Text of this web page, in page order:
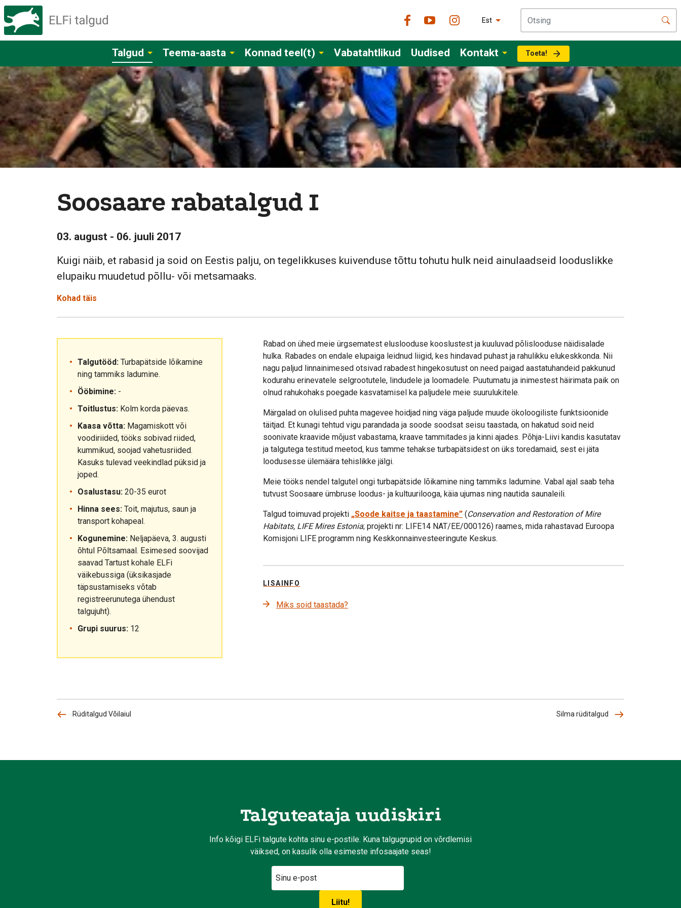
Est
Talgud Teema-aasta Konnad teel(t) Vabatahtlikud Uudised Kontakt Toeta!
Soosaare rabatalgud I
03. august - 06. juuli 2017
Kuigi näib, et rabasid ja soid on Eestis palju, on tegelikkuses kuivenduse tõttu tohutu hulk neid ainulaadseid looduslikke
elupaiku muudetud põllu- või metsamaaks.
Kohad täis
Talgutööd: Turbapätside lõikamine
ning tammiks ladumine.
Ööbimine: -
Toitlustus: Kolm korda päevas.
Kaasa võtta: Magamiskott või
voodiriided, tööks sobivad riided,
kummikud, soojad vahetusriided.
Kasuks tulevad veekindlad püksid ja
joped.
Osalustasu: 20-35 eurot
Hinna sees: Toit, majutus, saun ja
transport kohapeal.
Kogunemine: Neljapäeva, 3. augusti
õhtul Põltsamaal. Esimesed soovijad
saavad Tartust kohale ELFi
väikebussiga (üksikasjade
täpsustamiseks võtab
registreerunutega ühendust
talgujuht).
Grupi suurus: 12
Rabad on ühed meie ürgsematest eluslooduse kooslustest ja kuuluvad põlislooduse näidisalade
hulka. Rabades on endale elupaiga leidnud liigid, kes hindavad puhast ja rahulikku elukeskkonda. Nii
nagu paljud linnainimesed otsivad rabadest hingekosutust on need paigad aastatuhandeid pakkunud
kodurahu erinevatele selgrootutele, lindudele ja loomadele. Puutumatu ja inimestest häirimata paik on
olnud rahukohaks poegade kasvatamisel ka paljudele meie suurulukitele.
Märgalad on olulised puhta magevee hoidjad ning väga paljude muude ökoloogiliste funktsioonide
täitjad. Et kunagi tehtud vigu parandada ja soode soodsat seisu taastada, on hakatud soid neid
soonivate kraavide mõjust vabastama, kraave tammitades ja kinni ajades. Põhja-Liivi kandis kasutatav
ja talgutega testitud meetod, kus tamme tehakse turbapätsidest on üks toredamaid, sest ei jäta
loodusesse ülemäära tehislikke jälgi.
Meie tööks nendel talgutel ongi turbapätside lõikamine ning tammiks ladumine. Vabal ajal saab teha
tutvust Soosaare ümbruse loodus- ja kultuurilooga, käia ujumas ning nautida saunaleili.
Talgud toimuvad projekti „Soode kaitse ja taastamine” (Conservation and Restoration of Mire
Habitats, LIFE Mires Estonia; projekti nr: LIFE14 NAT/EE/000126) raames, mida rahastavad Euroopa
Komisjoni LIFE programm ning Keskkonnainvesteeringute Keskus.
LISAINFO
Miks soid taastada?
Rüditalgud Võilaiul Silma rüditalgud
Talguteataja uudiskiri
Info kõigi ELFi talgute kohta sinu e-postile. Kuna talgugrupid on võrdlemisi
väiksed, on kasulik olla esimeste infosaajate seas!